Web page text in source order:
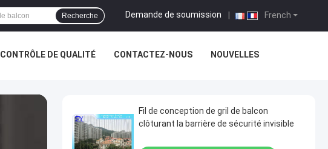
French
Demande de soumission
Recherche
CONTRÔLE DE QUALITÉ CONTACTEZ-NOUS NOUVELLES
Fil de conception de gril de balcon
clôturant la barrière de sécurité invisible